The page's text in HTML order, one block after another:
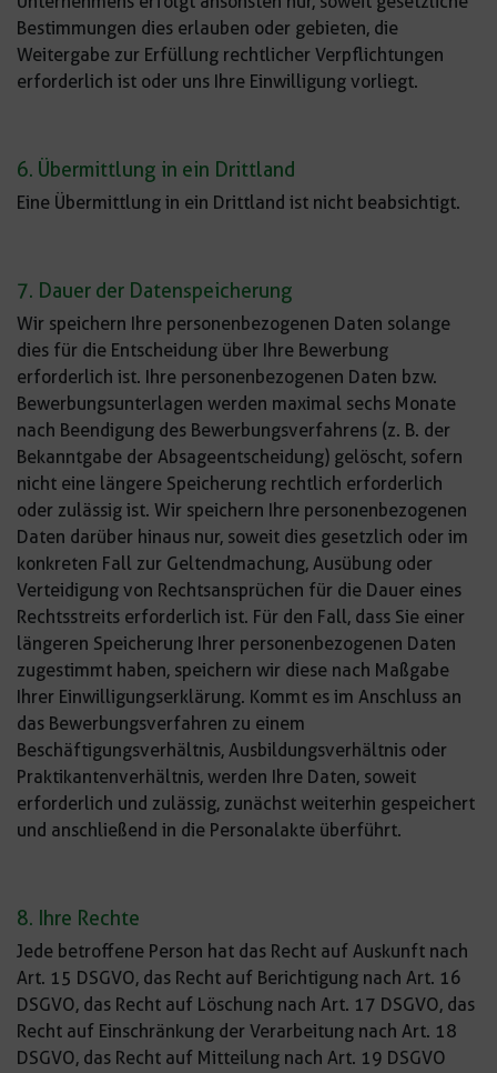
Bestimmungen dies erlauben oder gebieten, die
Weitergabe zur Erfüllung rechtlicher Verpflichtungen
erforderlich ist oder uns Ihre Einwilligung vorliegt.
6. Übermittlung in ein Drittland
Eine Übermittlung in ein Drittland ist nicht beabsichtigt.
7. Dauer der Datenspeicherung
Wir speichern Ihre personenbezogenen Daten solange
dies für die Entscheidung über Ihre Bewerbung
erforderlich ist. Ihre personenbezogenen Daten bzw.
Bewerbungsunterlagen werden maximal sechs Monate
nach Beendigung des Bewerbungsverfahrens (z. B. der
Bekanntgabe der Absageentscheidung) gelöscht, sofern
nicht eine längere Speicherung rechtlich erforderlich
oder zulässig ist. Wir speichern Ihre personenbezogenen
Daten darüber hinaus nur, soweit dies gesetzlich oder im
konkreten Fall zur Geltendmachung, Ausübung oder
Verteidigung von Rechtsansprüchen für die Dauer eines
Rechtsstreits erforderlich ist. Für den Fall, dass Sie einer
längeren Speicherung Ihrer personenbezogenen Daten
zugestimmt haben, speichern wir diese nach Maßgabe
Ihrer Einwilligungserklärung. Kommt es im Anschluss an
das Bewerbungsverfahren zu einem
Beschäftigungsverhältnis, Ausbildungsverhältnis oder
Praktikantenverhältnis, werden Ihre Daten, soweit
erforderlich und zulässig, zunächst weiterhin gespeichert
und anschließend in die Personalakte überführt.
8. Ihre Rechte
Jede betroffene Person hat das Recht auf Auskunft nach
Art. 15 DSGVO, das Recht auf Berichtigung nach Art. 16
DSGVO, das Recht auf Löschung nach Art. 17 DSGVO, das
Recht auf Einschränkung der Verarbeitung nach Art. 18
DSGVO, das Recht auf Mitteilung nach Art. 19 DSGVO